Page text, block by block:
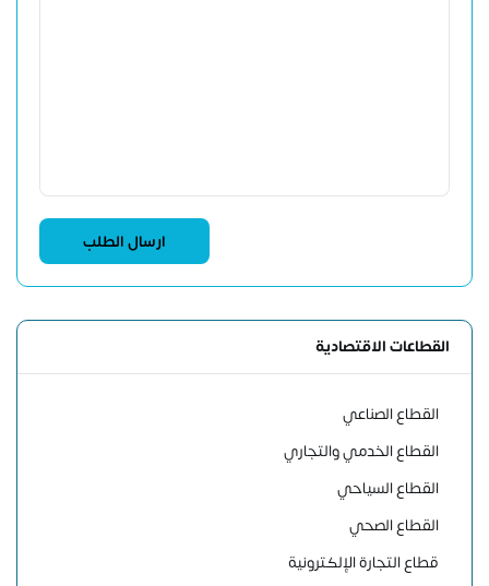
القطاعات الاقتصادية
القطاع الصناعي
القطاع الخدمي والتجاري
القطاع السياحي
القطاع الصحي
قطاع التجارة الإلكترونية